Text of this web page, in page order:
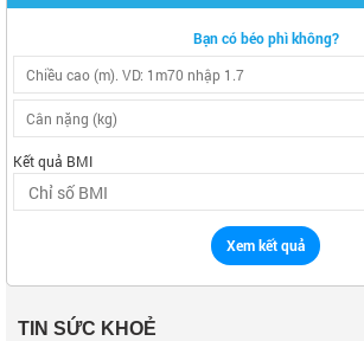
Bạn có béo phì không?
Kết quả BMI
Xem kết quả
TIN SỨC KHOẺ